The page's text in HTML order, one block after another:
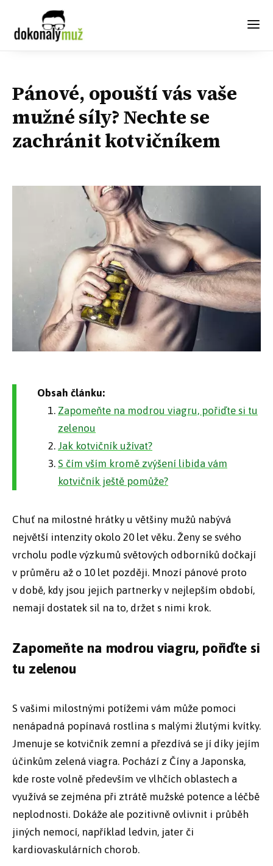
Pánové, opouští vás vaše
mužné síly? Nechte se
zachránit kotvičníkem
Obsah článku:
Zapomeňte na modrou viagru, pořiďte si tu
zelenou
Jak kotvičník užívat?
S čím vším kromě zvýšení libida vám
kotvičník ještě pomůže?
Chuť na milostné hrátky u většiny mužů nabývá
největší intenzity okolo 20 let věku. Ženy se svého
vrcholu podle výzkumů světových odborníků dočkají
v průměru až o 10 let později. Mnozí pánové proto
v době, kdy jsou jejich partnerky v nejlepším období,
nemají dostatek sil na to, držet s nimi krok.
Zapomeňte na modrou viagru, pořiďte si
tu zelenou
S vašimi milostnými potížemi vám může pomoci
nenápadná popínavá rostlina s malými žlutými kvítky.
Jmenuje se kotvičník zemní a přezdívá se jí díky jejím
účinkům zelená viagra. Pochází z Číny a Japonska,
kde roste volně především ve vlhčích oblastech a
využívá se zejména při ztrátě mužské potence a léčbě
neplodnosti. Dokáže ale pozitivně ovlivnit i průběh
jiných nemocí, například ledvin, jater či
kardiovaskulárních chorob.